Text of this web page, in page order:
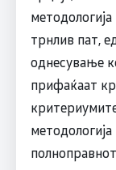
трнлив пат,
однесување
прифаќаат